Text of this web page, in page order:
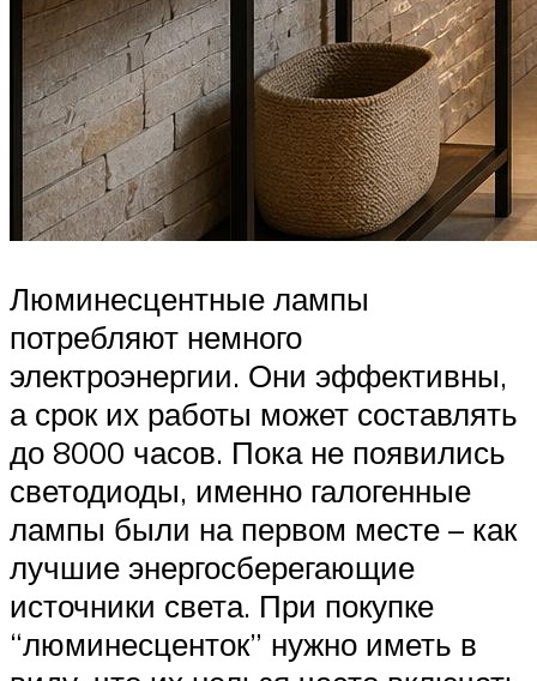
Люминесцентные лампы
потребляют немного
электроэнергии. Они эффективны,
а срок их работы может составлять
до 8000 часов. Пока не появились
светодиоды, именно галогенные
лампы были на первом месте – как
лучшие энергосберегающие
источники света. При покупке
“люминесценток” нужно иметь в